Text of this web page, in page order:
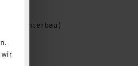
wir
Unterbau)